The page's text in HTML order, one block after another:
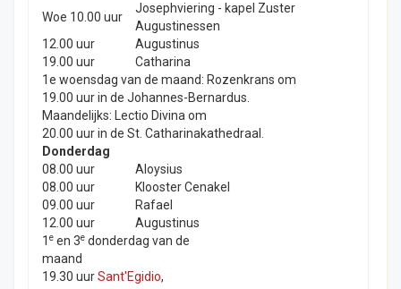
Woe 10.00 uur
Josephviering - kapel Zuster
Augustinessen
12.00 uur
Augustinus
19.00 uur
Catharina
1e woensdag van de maand: Rozenkrans om
19.00 uur in de Johannes-Bernardus.
Maandelijks: Lectio Divina om
20.00 uur in de St. Catharinakathedraal.
Donderdag
08.00 uur
Aloysius
08.00 uur
Klooster Cenakel
09.00 uur
Rafael
12.00 uur
Augustinus
1 e en 3e donderdag van de
maand
19.30 uurSant'Egidio,